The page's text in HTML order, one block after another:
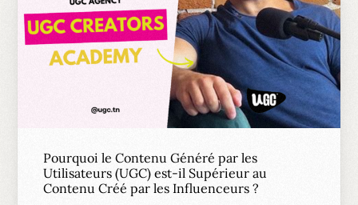
Pourquoi le Contenu Généré par les
Utilisateurs (UGC) est-il Supérieur au
Contenu Créé par les Influenceurs ?